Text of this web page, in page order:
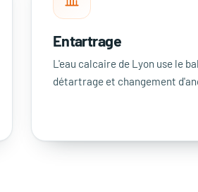
Entartrage
L'eau calcaire de Lyon use le
détartrage et changement